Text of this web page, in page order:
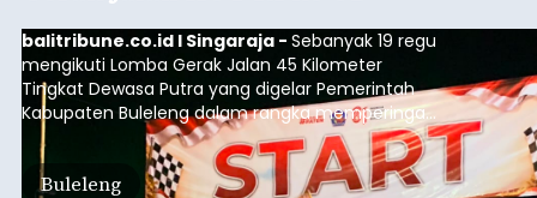
balitribune.co.id I Singaraja - Sebanyak 19 regu
mengikuti Lomba Gerak Jalan 45 Kilometer
Tingkat Dewasa Putra yang digelar Pemerintah
Kabupaten Buleleng dalam rangka memperingati
HUT ke-81 Kemerdekaan Republik Indonesia.
Lomba resmi dimulai dari Lapangan Sepak Bola
Desa Celukan Bawang, Sabtu (8/8/2026) malam.
Buleleng